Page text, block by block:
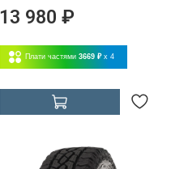
13 980 ₽
Плати частями 3669 ₽ x 4